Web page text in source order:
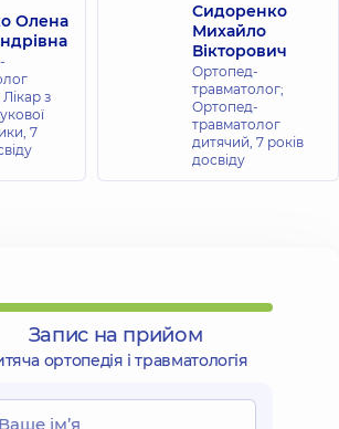
на
Олена
з
7
Сидоренко
Михайло
Вікторович
Ортопед-
травматолог;
Ортопед-
травматолог
дитячий, 7 років
досвіду
Запис на прийом
ортопедія і травматологія